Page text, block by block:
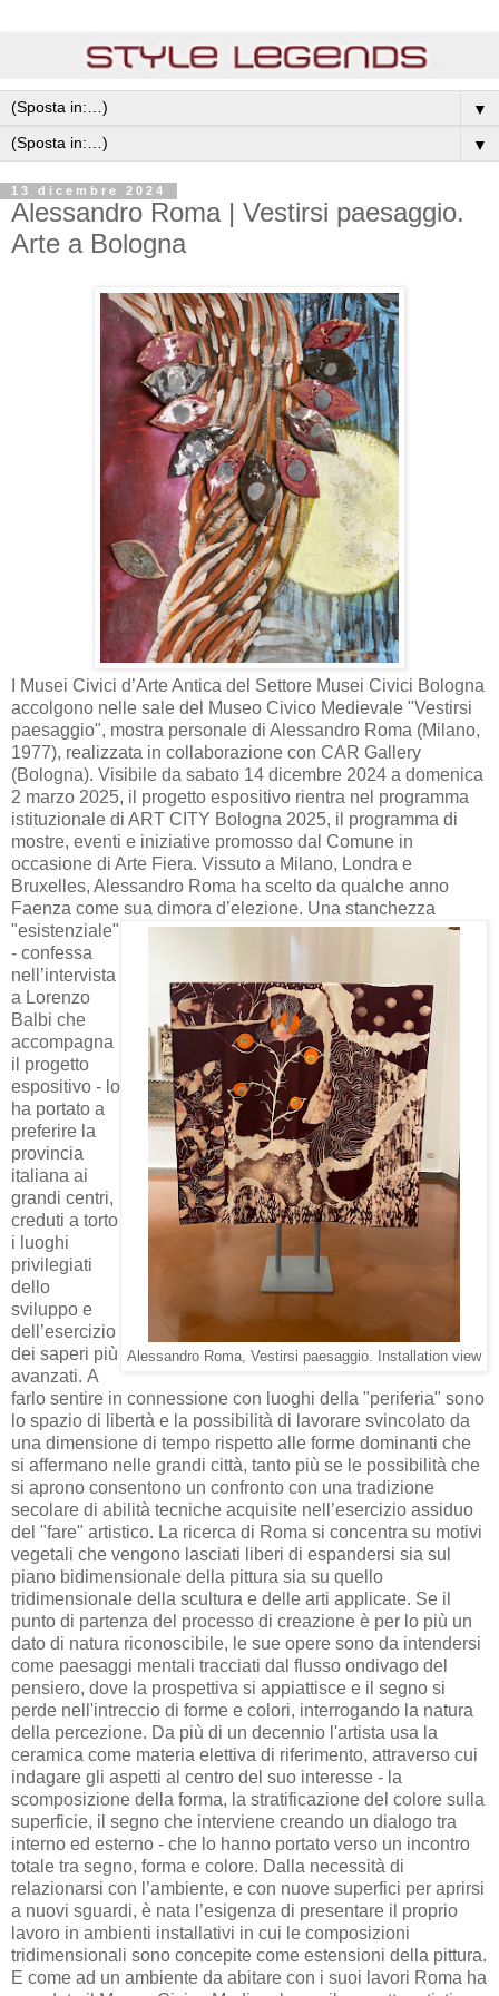
▼
▼
13 dicembre 2024
Alessandro Roma | Vestirsi paesaggio.
Arte a Bologna
I Musei Civici d’Arte Antica del Settore Musei Civici Bologna
accolgono nelle sale del Museo Civico Medievale "Vestirsi
paesaggio", mostra personale di Alessandro Roma (Milano,
1977), realizzata in collaborazione con CAR Gallery
(Bologna). Visibile da sabato 14 dicembre 2024 a domenica
2 marzo 2025, il progetto espositivo rientra nel programma
istituzionale di ART CITY Bologna 2025, il programma di
mostre, eventi e iniziative promosso dal Comune in
occasione di Arte Fiera. Vissuto a Milano, Londra e
Bruxelles, Alessandro Roma ha scelto da qualche anno
Faenza come sua dimora d’elezione.
Alessandro Roma, Vestirsi paesaggio. Installation view
Una stanchezza
"esistenziale"
- confessa
nell’intervista
a Lorenzo
Balbi che
accompagna
il progetto
espositivo - lo
ha portato a
preferire la
provincia
italiana ai
grandi centri,
creduti a torto
i luoghi
privilegiati
dello
sviluppo e
dell’esercizio
dei saperi più
avanzati. A
farlo sentire in connessione con luoghi della "periferia" sono
lo spazio di libertà e la possibilità di lavorare svincolato da
una dimensione di tempo rispetto alle forme dominanti che
si affermano nelle grandi città, tanto più se le possibilità che
si aprono consentono un confronto con una tradizione
secolare di abilità tecniche acquisite nell’esercizio assiduo
del "fare" artistico. La ricerca di Roma si concentra su motivi
vegetali che vengono lasciati liberi di espandersi sia sul
piano bidimensionale della pittura sia su quello
tridimensionale della scultura e delle arti applicate. Se il
punto di partenza del processo di creazione è per lo più un
dato di natura riconoscibile, le sue opere sono da intendersi
come paesaggi mentali tracciati dal flusso ondivago del
pensiero, dove la prospettiva si appiattisce e il segno si
perde nell'intreccio di forme e colori, interrogando la natura
della percezione. Da più di un decennio l'artista usa la
ceramica come materia elettiva di riferimento, attraverso cui
indagare gli aspetti al centro del suo interesse - la
scomposizione della forma, la stratificazione del colore sulla
superficie, il segno che interviene creando un dialogo tra
interno ed esterno - che lo hanno portato verso un incontro
totale tra segno, forma e colore. Dalla necessità di
relazionarsi con l’ambiente, e con nuove superfici per aprirsi
a nuovi sguardi, è nata l’esigenza di presentare il proprio
lavoro in ambienti installativi in cui le composizioni
tridimensionali sono concepite come estensioni della pittura.
E come ad un ambiente da abitare con i suoi lavori Roma ha